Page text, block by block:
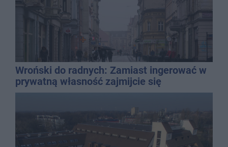
Wroński do radnych: Zamiast ingerować w
prywatną własność zajmijcie się
gospodarką